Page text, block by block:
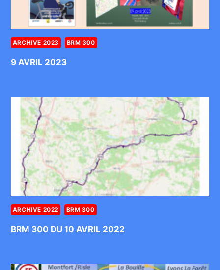
ARCHIVE 2023 BRM 300
9 AVRIL 2023
ARCHIVE 2022 BRM 300
BRM 300 DU 10 AVRIL 2022